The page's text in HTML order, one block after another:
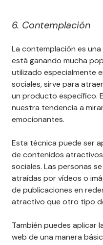
6. Contemplación
La contemplación es
está ganando mucha
utilizado especialmente
sociales, sirve para
un producto específico.
nuestra tendencia a
emocionantes.
Esta técnica puede ser
de contenidos
sociales. Las personas
atraídas por vídeos o
de publicaciones en
atractivo que otro tipo
También puedes aplicar
web de una manera